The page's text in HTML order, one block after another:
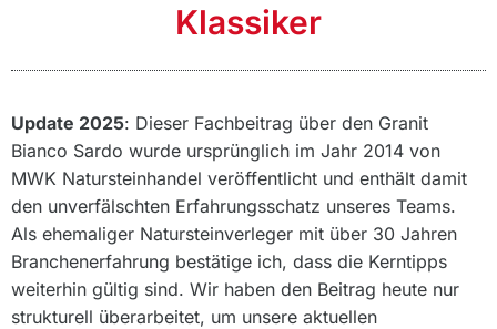
Klassiker
Update 2025: Dieser Fachbeitrag über den Granit
Bianco Sardo wurde ursprünglich im Jahr 2014 von
MWK Natursteinhandel veröffentlicht und enthält damit
den unverfälschten Erfahrungsschatz unseres Teams.
Als ehemaliger Natursteinverleger mit über 30 Jahren
Branchenerfahrung bestätige ich, dass die Kerntipps
weiterhin gültig sind. Wir haben den Beitrag heute nur
strukturell überarbeitet, um unsere aktuellen